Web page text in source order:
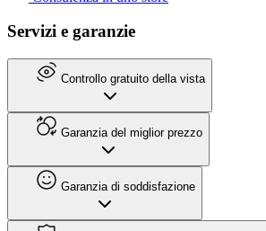
Servizi e garanzie
Controllo gratuito della vista
Garanzia del miglior prezzo
Garanzia di soddisfazione